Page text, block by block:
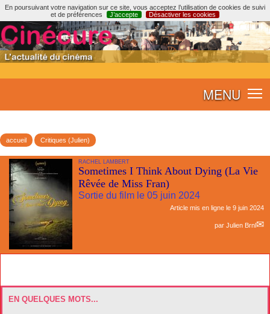
En poursuivant votre navigation sur ce site, vous acceptez l’utilisation de cookies de suivi
et de préférences
J’accepte Désactiver les cookies
MENU
accueil Critiques (Julien)
RACHEL LAMBERT
Sometimes I Think About Dying (La Vie
Rêvée de Miss Fran)
Sortie du film le 05 juin 2024
Article mis en ligne le 9 juin 2024
par Julien Brnl
EN QUELQUES MOTS...